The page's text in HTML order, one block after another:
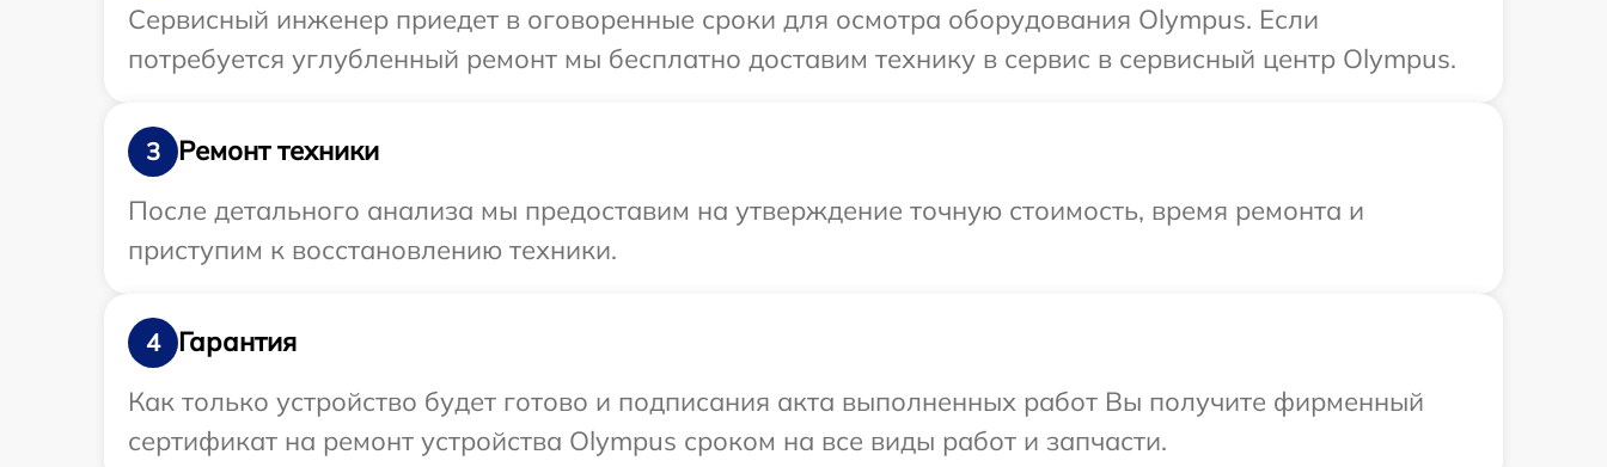
Сервисный инженер приедет в оговоренные сроки для осмотра оборудования Olympus. Если
потребуется углубленный ремонт мы бесплатно доставим технику в сервис в сервисный центр Olympus.
3
Ремонт техники
После детального анализа мы предоставим на утверждение точную стоимость, время ремонта и
приступим к восстановлению техники.
4
Гарантия
Как только устройство будет готово и подписания акта выполненных работ Вы получите фирменный
сертификат на ремонт устройства Olympus сроком на все виды работ и запчасти.